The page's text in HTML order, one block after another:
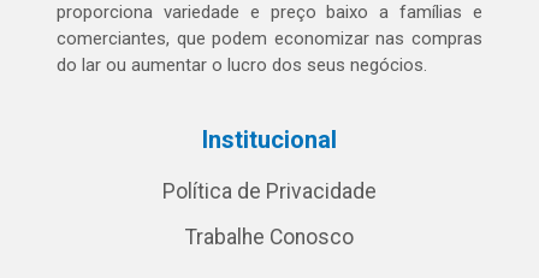
proporciona variedade e preço baixo a famílias e
comerciantes, que podem economizar nas compras
do lar ou aumentar o lucro dos seus negócios.
Institucional
Política de Privacidade
Trabalhe Conosco